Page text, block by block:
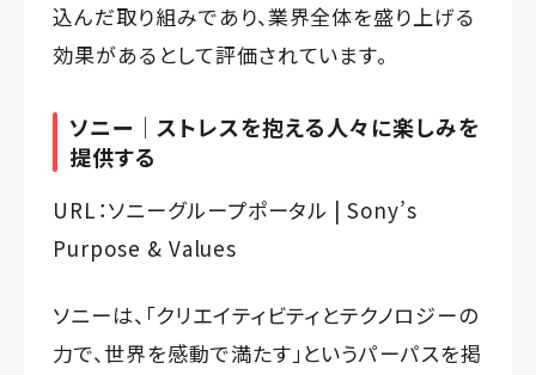
込んだ取り組みであり、業界全体を盛り上げる
効果があるとして評価されています。
ソニー｜ストレスを抱える人々に楽しみを
提供する
URL：ソニーグループポータル | Sony’s
Purpose & Values
ソニーは、「クリエイティビティとテクノロジーの
力で、世界を感動で満たす」というパーパスを掲